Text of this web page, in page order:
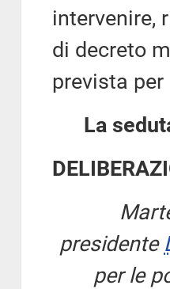
intervenire,
di decreto
prevista
La
presidente
per le